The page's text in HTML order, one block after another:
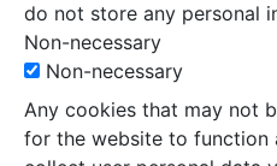
do not store any personal
Non-necessary
Non-necessary
Any cookies that may not
for the website to function